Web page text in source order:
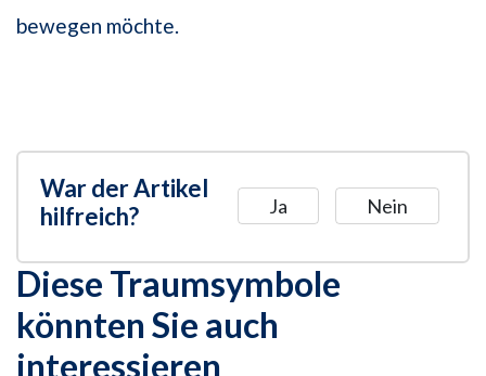
bewegen möchte.
War der Artikel
hilfreich?
Ja Nein
Diese Traumsymbole
könnten Sie auch
interessieren